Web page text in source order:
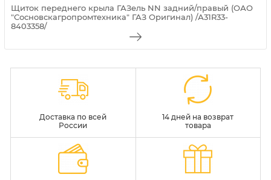
Щиток переднего крыла ГАЗель NN задний/правый (ОАО
"Сосновскагропромтехника" ГАЗ Оригинал) /А31R33-
8403358/
Доставка по всей
России
14 дней на возврат
товара